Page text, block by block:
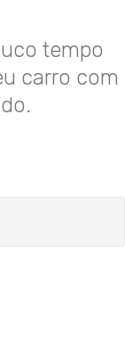
tempo
carro com